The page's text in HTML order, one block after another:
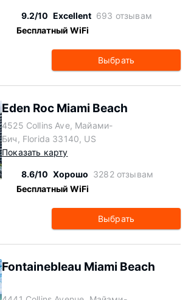
9.2/10 Excellent 693 отзывам
Бесплатный WiFi
Выбрать
Eden Roc Miami Beach
4525 Collins Ave, Майами-
Бич, Florida 33140, US
Показать карту
8.6/10 Хорошо 3282 отзывам
Бесплатный WiFi
Выбрать
Fontainebleau Miami Beach